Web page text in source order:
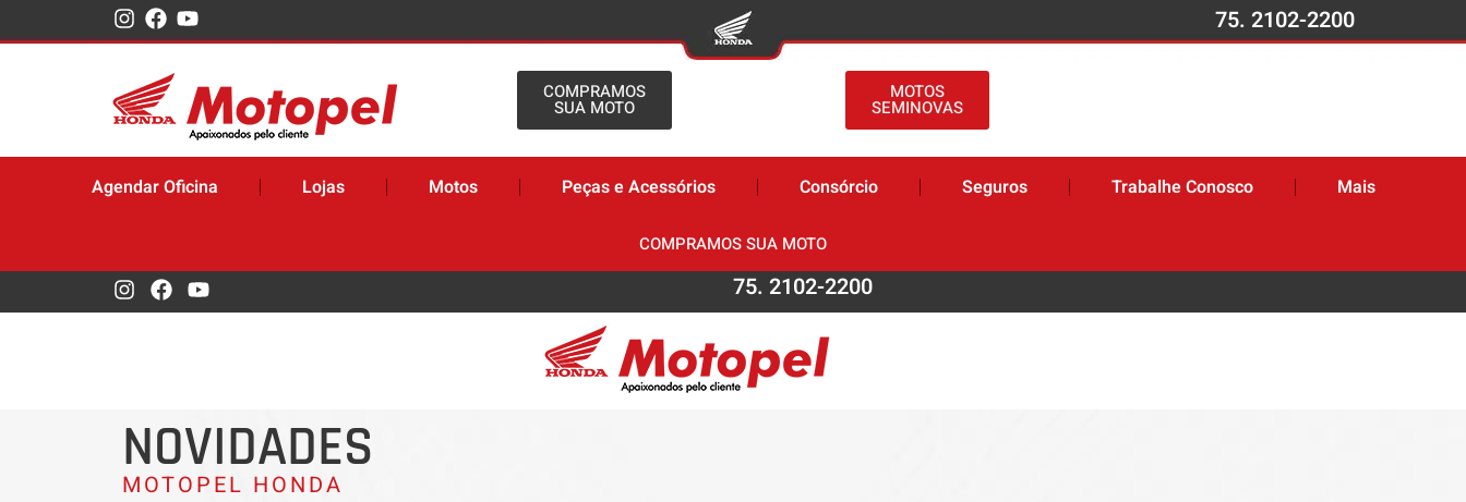
75. 2102-2200
COMPRAMOS
SUA MOTO
MOTOS
SEMINOVAS
Agendar Oficina Lojas Motos Peças e Acessórios Consórcio Seguros Trabalhe Conosco Mais
COMPRAMOS SUA MOTO
75. 2102-2200
NOVIDADES
MOTOPEL HONDA